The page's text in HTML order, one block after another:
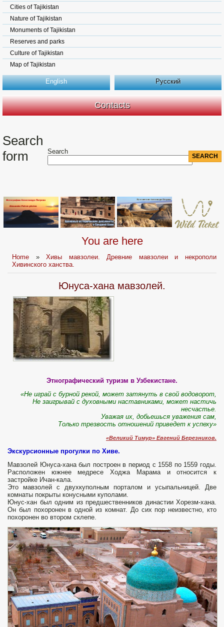
Cities of Tajikistan
Nature of Tajikistan
Monuments of Tajikistan
Reserves and parks
Culture of Tajikistan
Map of Tajikistan
English Русский
Contacts
Search
form
Search
You are here
Home »Хивы мавзолеи. Древние мавзолеи и некрополи
Хивинского ханства.
Юнуса-хана мавзолей.
Этнографический туризм в Узбекистане.
«Не играй с бурной рекой, может затянуть в свой водоворот,
Не заигрывай с духовными наставниками, может настичь
несчастье.
Уважая их, добьешься уважения сам,
Только трезвость отношений приведет к успеху»
«Великий Тимур» Евгений Березников.
Экскурсионные прогулки по Хиве.
Мавзолей Юнуса-хана был построен в период с 1558 по 1559 годы.
Расположен южнее медресе Ходжа Марама и относится к
застройке Ичан-кала.
Это мавзолей с двухкуполным порталом и усыпальницей. Две
комнаты покрыты конусными куполами.
Юнус-хан был одним из предшественников династии Хорезм-хана.
Он был похоронен в одной из комнат. До сих пор неизвестно, кто
похоронен во втором склепе.